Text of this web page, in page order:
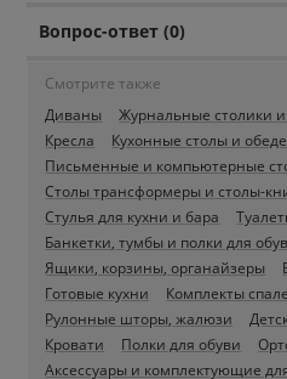
Вопрос-ответ (0)
Смотрите также
Диваны
Журнальные столики
Кресла
Кухонные столы и
Письменные и компьютерные
Столы трансформеры и столы-
Стулья для кухни и бара
Банкетки, тумбы и полки для
Ящики, корзины, органайзеры
Готовые кухни
Комплекты
Рулонные шторы, жалюзи
Кровати
Полки для обуви
Аксессуары и комплектующие